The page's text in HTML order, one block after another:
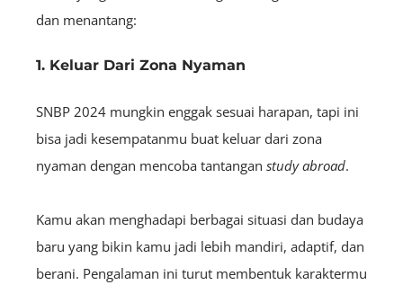
dan menantang:
1. Keluar Dari Zona Nyaman
SNBP 2024 mungkin enggak sesuai harapan, tapi ini
bisa jadi kesempatanmu buat keluar dari zona
nyaman dengan mencoba tantangan study abroad.
Kamu akan menghadapi berbagai situasi dan budaya
baru yang bikin kamu jadi lebih mandiri, adaptif, dan
berani. Pengalaman ini turut membentuk karaktermu